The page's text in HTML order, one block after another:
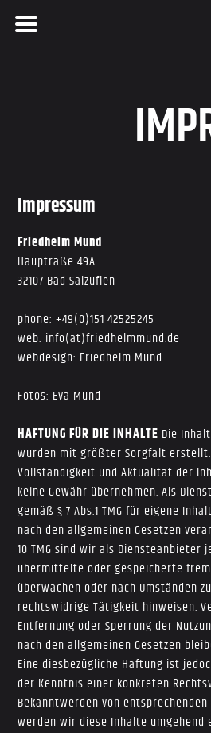
Impressum
Friedhelm Mund
Hauptraße 49A
32107 Bad Salzuflen
phone: +49(0)151 42525245
web: info(at)friedhelmmund.de
webdesign: Friedhelm Mund
Fotos: Eva Mund
HAFTUNG FÜR DIE INHALTE Die
wurden mit größter Sorgfalt
Vollständigkeit und Aktualität der
keine Gewähr übernehmen. Als
gemäß § 7 Abs.1 TMG für eigene
nach den allgemeinen Gesetzen
10 TMG sind wir als
übermittelte oder gespeicherte
überwachen oder nach Umständen
rechtswidrige Tätigkeit hinweisen.
Entfernung oder Sperrung der
nach den allgemeinen Gesetzen
Eine diesbezügliche Haftung ist
der Kenntnis einer konkreten
Bekanntwerden von
werden wir diese Inhalte umgehend